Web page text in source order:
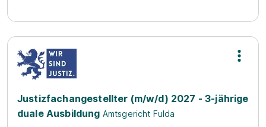
Justizfachangestellter (m/w/d) 2027 - 3-jährige
duale Ausbildung Amtsgericht Fulda